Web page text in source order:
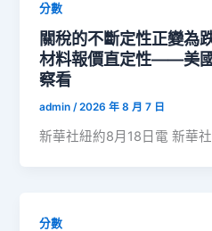
分數
關稅的不斷定性正變為
材料報價直定性——美
察看
admin/2026 年 8 月 7 日
新華社紐約8月18日電 新華
分數